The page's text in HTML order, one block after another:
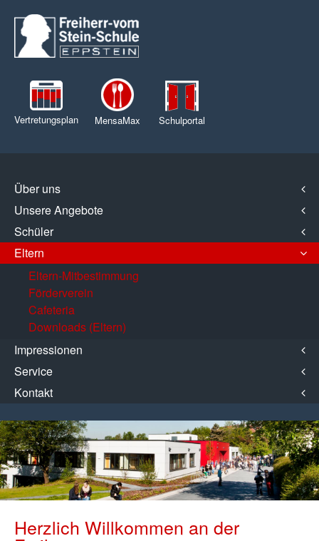
Vertretungsplan MensaMax Schulportal
Über uns
Unsere Angebote
Schüler
Eltern
Eltern-Mitbestimmung
Förderverein
Cafeteria
Downloads (Eltern)
Impressionen
Service
Kontakt
Herzlich Willkommen an der